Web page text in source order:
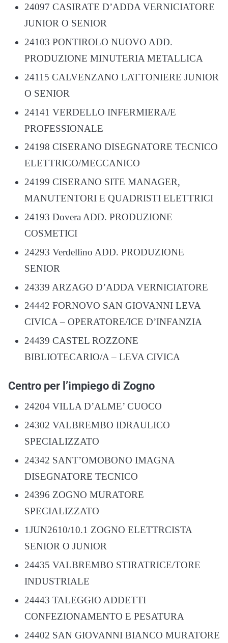
24097 CASIRATE D’ADDA VERNICIATORE
JUNIOR O SENIOR
24103 PONTIROLO NUOVO ADD.
PRODUZIONE MINUTERIA METALLICA
24115 CALVENZANO LATTONIERE JUNIOR
O SENIOR
24141 VERDELLO INFERMIERA/E
PROFESSIONALE
24198 CISERANO DISEGNATORE TECNICO
ELETTRICO/MECCANICO
24199 CISERANO SITE MANAGER,
MANUTENTORI E QUADRISTI ELETTRICI
24193 Dovera ADD. PRODUZIONE
COSMETICI
24293 Verdellino ADD. PRODUZIONE
SENIOR
24339 ARZAGO D’ADDA VERNICIATORE
24442 FORNOVO SAN GIOVANNI LEVA
CIVICA – OPERATORE/ICE D’INFANZIA
24439 CASTEL ROZZONE
BIBLIOTECARIO/A – LEVA CIVICA
Centro per l’impiego di Zogno
24204 VILLA D’ALME’ CUOCO
24302 VALBREMBO IDRAULICO
SPECIALIZZATO
24342 SANT’OMOBONO IMAGNA
DISEGNATORE TECNICO
24396 ZOGNO MURATORE
SPECIALIZZATO
1JUN2610/10.1 ZOGNO ELETTRCISTA
SENIOR O JUNIOR
24435 VALBREMBO STIRATRICE/TORE
INDUSTRIALE
24443 TALEGGIO ADDETTI
CONFEZIONAMENTO E PESATURA
24402 SAN GIOVANNI BIANCO MURATORE